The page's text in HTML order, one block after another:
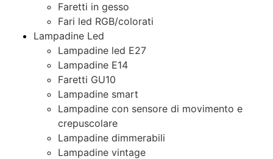
Faretti in gesso
Fari led RGB/colorati
Lampadine Led
Lampadine led E27
Lampadine E14
Faretti GU10
Lampadine smart
Lampadine con sensore di movimento e
crepuscolare
Lampadine dimmerabili
Lampadine vintage